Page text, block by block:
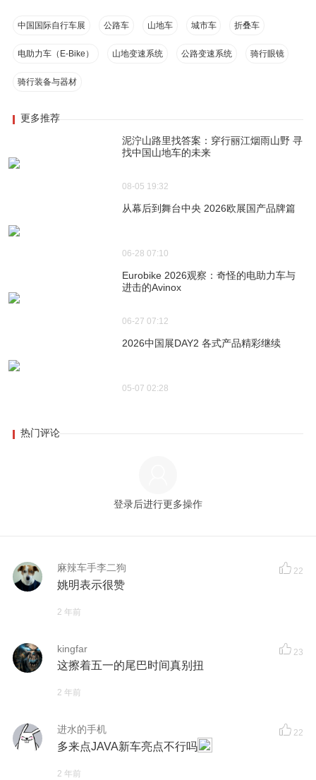
中国国际自行车展 公路车 山地车 城市车 折叠车
电助力车（E-Bike） 山地变速系统 公路变速系统 骑行眼镜
骑行装备与器材
更多推荐
泥泞山路里找答案：穿行丽江烟雨山野 寻
找中国山地车的未来
08-05 19:32
从幕后到舞台中央 2026欧展国产品牌篇
06-28 07:10
Eurobike 2026观察：奇怪的电助力车与
进击的Avinox
06-27 07:12
2026中国展DAY2 各式产品精彩继续
05-07 02:28
热门评论
登录后进行更多操作
麻辣车手李二狗 22
姚明表示很赞
2 年前
kingfar 23
这擦着五一的尾巴时间真别扭
2 年前
进水的手机 22
多来点JAVA新车亮点不行吗
2 年前